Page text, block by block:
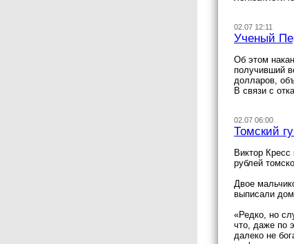
02.07 12:11
Ученый
Об этом
получивший
долларов,
В связи с
02.07 06:00
Томский
Виктор
рублей
Двое
выписали
«Редко, но
что, даже по
далеко не